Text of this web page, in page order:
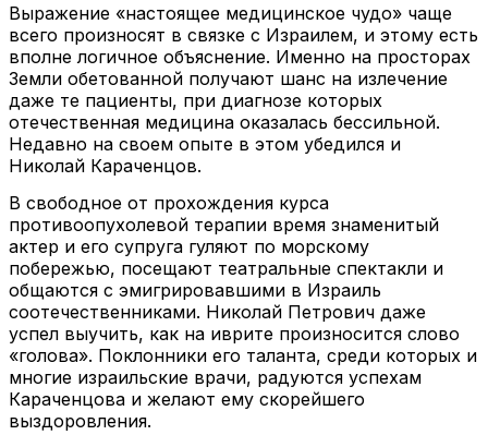
Выражение «настоящее медицинское чудо» чаще
всего произносят в связке с Израилем, и этому есть
вполне логичное объяснение. Именно на просторах
Земли обетованной получают шанс на излечение
даже те пациенты, при диагнозе которых
отечественная медицина оказалась бессильной.
Недавно на своем опыте в этом убедился и
Николай Караченцов.
В свободное от прохождения курса
противоопухолевой терапии время знаменитый
актер и его супруга гуляют по морскому
побережью, посещают театральные спектакли и
общаются с эмигрировавшими в Израиль
соотечественниками. Николай Петрович даже
успел выучить, как на иврите произносится слово
«голова». Поклонники его таланта, среди которых и
многие израильские врачи, радуются успехам
Караченцова и желают ему скорейшего
выздоровления.